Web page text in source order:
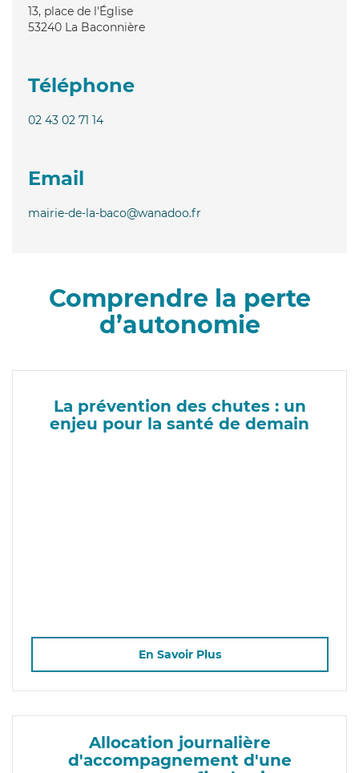
13, place de l'Église
53240 La Baconnière
Téléphone
02 43 02 71 14
Email
mairie-de-la-baco@wanadoo.fr
Comprendre la perte
d’autonomie
La prévention des chutes : un
enjeu pour la santé de demain
En Savoir Plus
Allocation journalière
d'accompagnement d'une